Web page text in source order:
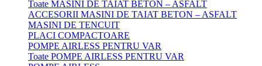
Toate MASINI DE TAIAT BETON – ASFALT
ACCESORII MASINI DE TAIAT BETON – ASFALT
MASINI DE TENCUIT
PLACI COMPACTOARE
POMPE AIRLESS PENTRU VAR
Toate POMPE AIRLESS PENTRU VAR